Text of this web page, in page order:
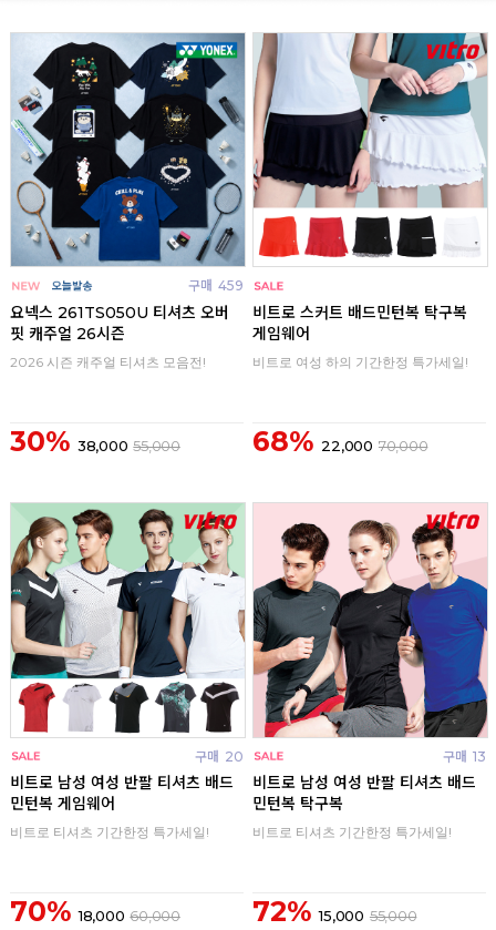
구매 459
요넥스 261TS050U 티셔츠 오버
핏 캐주얼 26시즌
2026 시즌 캐주얼 티셔츠 모음전!
30% 38,000 55,000
비트로 스커트 배드민턴복 탁구복
게임웨어
비트로 여성 하의 기간한정 특가세일!
68% 22,000 70,000
구매 20
비트로 남성 여성 반팔 티셔츠 배드
민턴복 게임웨어
비트로 티셔츠 기간한정 특가세일!
70% 18,000 60,000
구매 13
비트로 남성 여성 반팔 티셔츠 배드
민턴복 탁구복
비트로 티셔츠 기간한정 특가세일!
72% 15,000 55,000